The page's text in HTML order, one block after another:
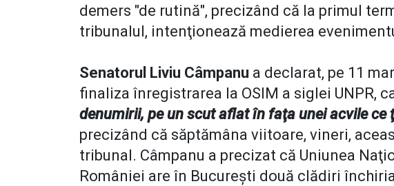
demers "de rutină", precizând că la primul
tribunalul, intenţionează medierea
Senatorul Liviu Câmpanu a declarat, pe 11
finaliza înregistrarea la OSIM a siglei UNPR,
denumirii, pe un scut aflat în faţa unei acvile ce
precizând că săptămâna viitoare, vineri,
tribunal. Câmpanu a precizat că Uniunea
României are în Bucureşti două clădiri